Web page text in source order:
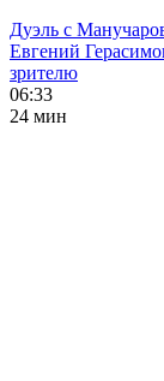
Дуэль с
Евгений
зрителю
06:33
24 мин